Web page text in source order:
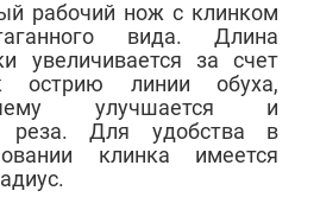
рабочий нож с клинком
вида. Длина
увеличивается за счет
острию линии обуха,
улучшается и
реза. Для удобства в
клинка имеется